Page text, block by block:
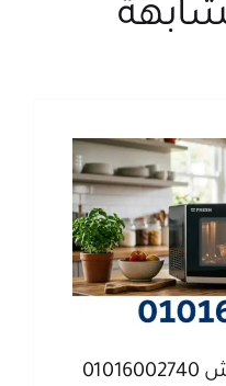
صيانة ميكروويف فريش 01016002740